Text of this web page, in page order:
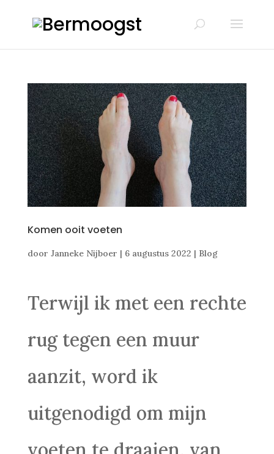
Komen ooit voeten
door Janneke Nijboer | 6 augustus 2022 | Blog
Terwijl ik met een rechte
rug tegen een muur
aanzit, word ik
uitgenodigd om mijn